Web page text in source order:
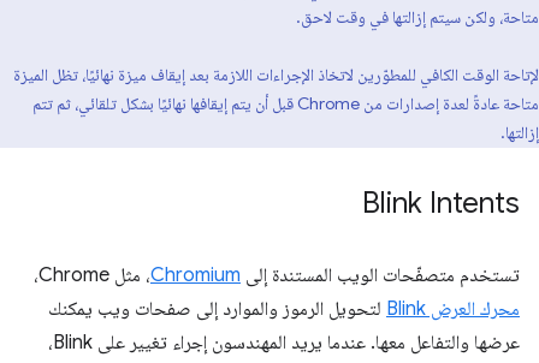
متاحة، ولكن سيتم إزالتها في وقت لاحق.
لإتاحة الوقت الكافي للمطوّرين لاتخاذ الإجراءات اللازمة بعد إيقاف ميزة نهائيًا، تظل الميزة
متاحة عادةً لعدة إصدارات من Chrome قبل أن يتم إيقافها نهائيًا بشكل تلقائي، ثم تتم
إزالتها.
Blink Intents
تستخدم متصفّحات الويب المستندة إلى Chromium، مثل Chrome،
محرك العرض Blink
لتحويل الرموز والموارد إلى صفحات ويب يمكنك
عرضها والتفاعل معها. عندما يريد المهندسون إجراء تغيير على Blink،